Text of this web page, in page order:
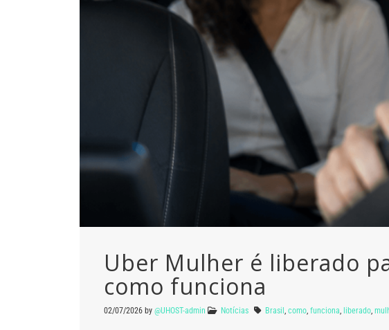
Uber Mulher é liberado
como funciona
02/07/2026 by @UHOST-admin Notícias Brasil como funciona liberado